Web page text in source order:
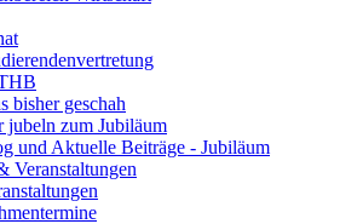
bisher geschah
jubeln zum Jubiläum
und Aktuelle Beiträge - Jubiläum
Veranstaltungen